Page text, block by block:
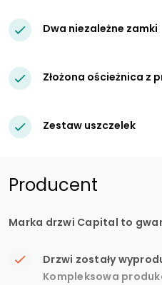
Dwa niezależne zamki
Złożona ościeżnica z
Zestaw uszczelek
Producent
Marka drzwi Capital to
Drzwi zostały
Kompleksowa